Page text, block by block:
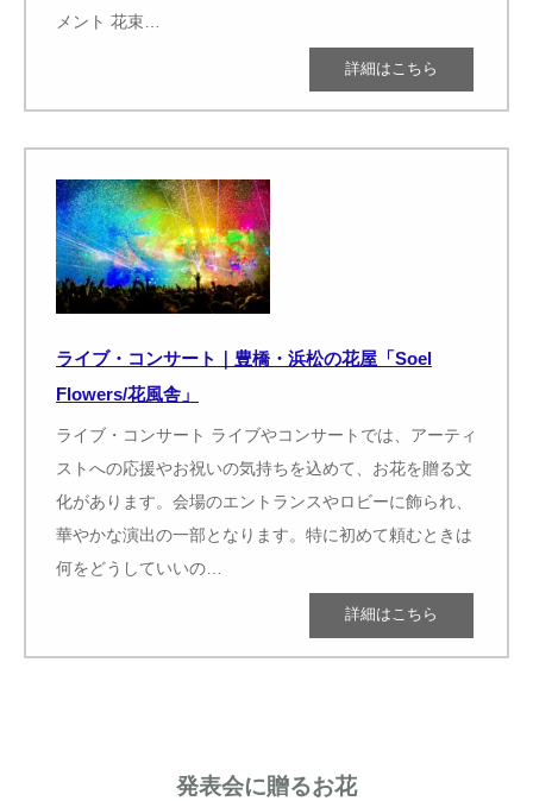
メント 花束…
ライブ・コンサート｜豊橋・浜松の花屋「Soel
Flowers/花風舎」
ライブ・コンサート ライブやコンサートでは、アーティ
ストへの応援やお祝いの気持ちを込めて、お花を贈る文
化があります。会場のエントランスやロビーに飾られ、
華やかな演出の一部となります。特に初めて頼むときは
何をどうしていいの…
発表会に贈るお花